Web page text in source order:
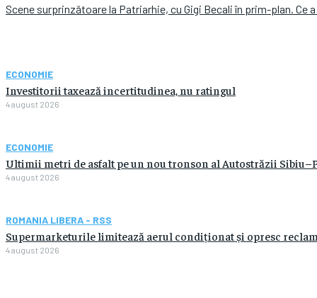
Scene surprinzătoare la Patriarhie, cu Gigi Becali în prim-plan.
ECONOMIE
Investitorii taxează incertitudinea, nu ratingul
4 august 2026
ECONOMIE
Ultimii metri de asfalt pe un nou tronson al Autostrăzii
4 august 2026
ROMANIA LIBERA - RSS
Supermarketurile limitează aerul condiționat și opresc
4 august 2026